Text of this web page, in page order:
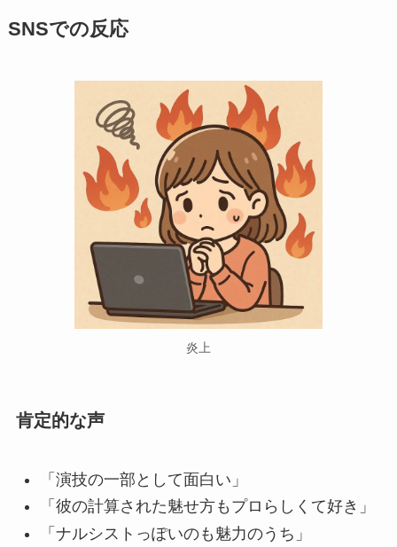
SNSでの反応
炎上
肯定的な声
「演技の一部として面白い」
「彼の計算された魅せ方もプロらしくて好き」
「ナルシストっぽいのも魅力のうち」